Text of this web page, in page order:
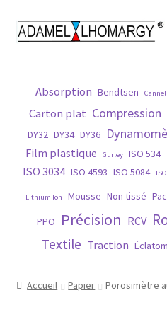
Aller
à
Aller
au
Histoire
Matières
Normes
Réparation
Absorption Bendtsen
Carton plat Compression
DY32 DY34 DY36
Film plastique Gurley ISO 534
ISO 3034 ISO 4593 ISO 5084
Lithium Ion Mousse Non tissé
PPO
Précision RCV
Textile Traction
Accueil Papier Porosimètre